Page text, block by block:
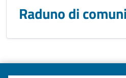
Raduno di